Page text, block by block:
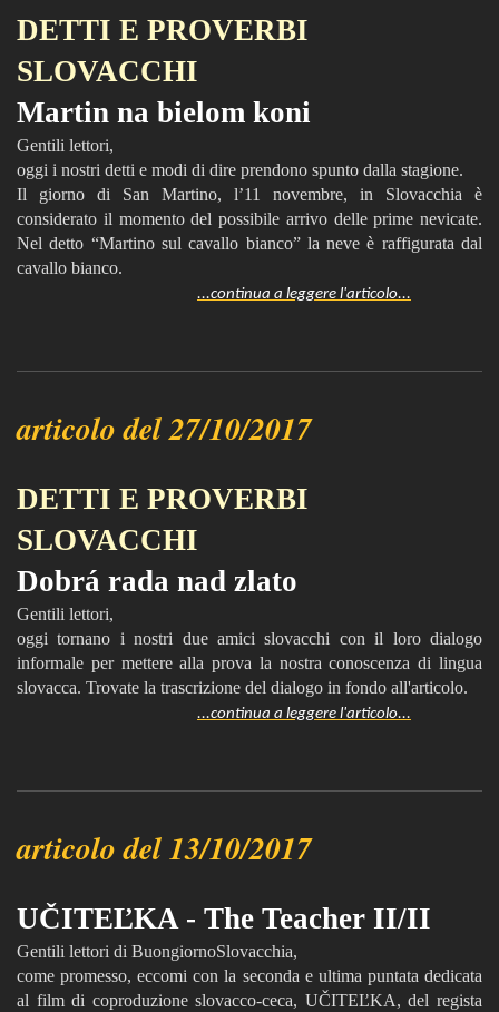
DETTI E PROVERBI
SLOVACCHI
Martin na bielom koni
Gentili lettori,
oggi i nostri detti e modi di dire prendono spunto dalla stagione.
Il giorno di San Martino, l’11 novembre, in Slovacchia è
considerato il momento del possibile arrivo delle prime nevicate.
Nel detto “Martino sul cavallo bianco” la neve è raffigurata dal
cavallo bianco.
...continua a leggere l'articolo...
articolo del 27/10/2017
DETTI E PROVERBI
SLOVACCHI
Dobrá rada nad zlato
Gentili lettori,
oggi tornano i nostri due amici slovacchi con il loro dialogo
informale per mettere alla prova la nostra conoscenza di lingua
slovacca. Trovate la trascrizione del dialogo in fondo all'articolo.
...continua a leggere l'articolo...
articolo del 13/10/2017
UČITEĽKA - The Teacher II/II
Gentili lettori di BuongiornoSlovacchia,
come promesso, eccomi con la seconda e ultima puntata dedicata
al film di coproduzione slovacco-ceca, UČITEĽKA, del regista